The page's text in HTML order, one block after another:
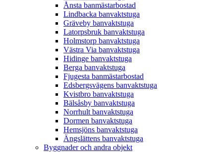
Ånsta banmästarbostad
Lindbacka banvaktstuga
Gräveby banvaktstuga
Latorpsbruk banvaktstuga
Holmstorp banvaktstuga
Västra Via banvaktstuga
Hidinge banvaktstuga
Berga banvaktstuga
Fjugesta banmästarbostad
Edsbergsvägens banvaktstuga
Kvistbro banvaktstuga
Bälsåsby banvaktstuga
Norrhult banvaktstuga
Dormen banvaktstuga
Hemsjöns banvaktstuga
Ängslättens banvaktstuga
Byggnader och andra objekt